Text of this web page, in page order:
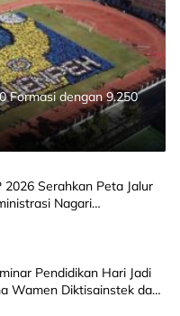
Formasi dengan 9.250
2026 Serahkan Peta Jalur
Nagari
Pendidikan Hari Jadi
Wamen Diktisainstek dan